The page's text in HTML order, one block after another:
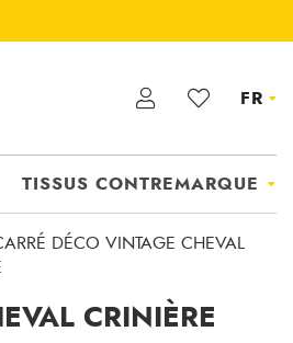
FR
TISSUS CONTREMARQUE
DÉCO VINTAGE CHEVAL
CRINIÈRE